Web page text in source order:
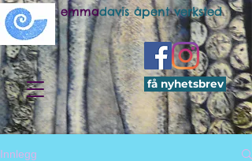
emmadavis åpent verksted
få nyhetsbrev
Innlegg